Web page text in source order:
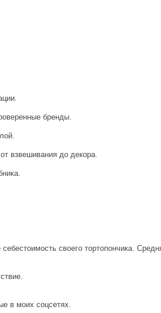
бренды.
взвешивания до декора.
своего тортопончика.
в моих соцсетях.